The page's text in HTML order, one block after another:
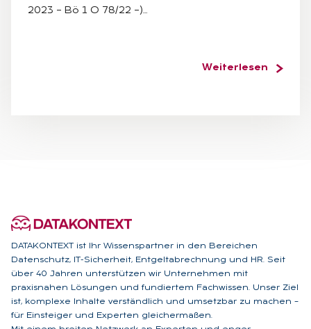
2023 – Bö 1 O 78/22 –)…
Weiterlesen
DATAKONTEXT ist Ihr Wissenspartner in den Bereichen
Datenschutz, IT-Sicherheit, Entgeltabrechnung und HR. Seit
über 40 Jahren unterstützen wir Unternehmen mit
praxisnahen Lösungen und fundiertem Fachwissen. Unser Ziel
ist, komplexe Inhalte verständlich und umsetzbar zu machen –
für Einsteiger und Experten gleichermaßen.